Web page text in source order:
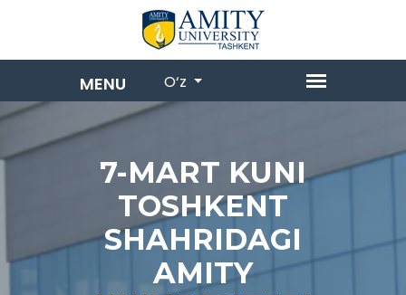
O‘z
7-MART KUNI
TOSHKENT
SHAHRIDAGI
AMITY